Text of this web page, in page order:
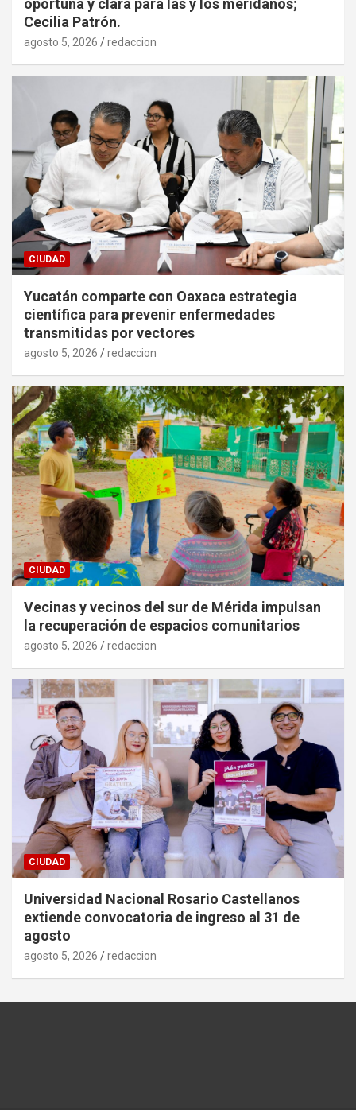
oportuna y clara para las y los meridanos;
Cecilia Patrón.
agosto 5, 2026 redaccion
CIUDAD
Yucatán comparte con Oaxaca estrategia
científica para prevenir enfermedades
transmitidas por vectores
agosto 5, 2026 redaccion
CIUDAD
Vecinas y vecinos del sur de Mérida impulsan
la recuperación de espacios comunitarios
agosto 5, 2026 redaccion
CIUDAD
Universidad Nacional Rosario Castellanos
extiende convocatoria de ingreso al 31 de
agosto
agosto 5, 2026 redaccion